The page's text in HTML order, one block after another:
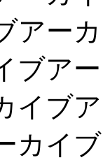
アー
ブア
イブ
カイ